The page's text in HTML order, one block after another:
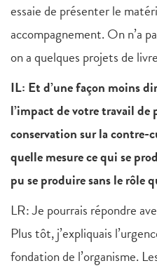
essaie de présenter le
accompagnement. On n’a
on a quelques projets de
IL: Et d’une façon moins
l’impact de votre travail
conservation sur la
quelle mesure ce qui se
pu se produire sans le rôle
LR: Je pourrais répondre
Plus tôt, j’expliquais
fondation de l’organisme.